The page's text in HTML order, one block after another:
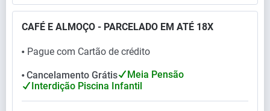
CAFÉ E ALMOÇO - PARCELADO EM ATÉ 18X
⬤ Pague com Cartão de crédito
⬤ Cancelamento Grátis
Meia Pensão
Interdição Piscina Infantil